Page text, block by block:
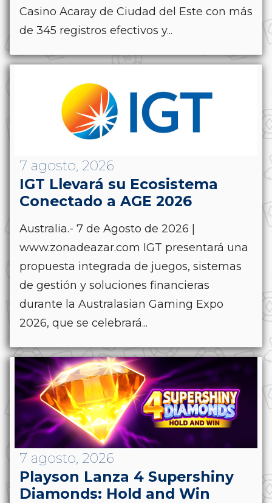
Casino Acaray de Ciudad del Este con más
de 345 registros efectivos y...
7 agosto, 2026
IGT Llevará su Ecosistema
Conectado a AGE 2026
Australia.- 7 de Agosto de 2026 |
www.zonadeazar.com IGT presentará una
propuesta integrada de juegos, sistemas
de gestión y soluciones financieras
durante la Australasian Gaming Expo
2026, que se celebrará...
7 agosto, 2026
Playson Lanza 4 Supershiny
Diamonds: Hold and Win